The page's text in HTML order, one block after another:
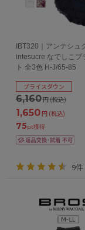
IBT320｜アンテシュ
intesucre なでしこブ
ト 全3色 H-J/65-85
6,160円(税込)
プライスダウン
1,650円 (税込)
75pt獲得
9件